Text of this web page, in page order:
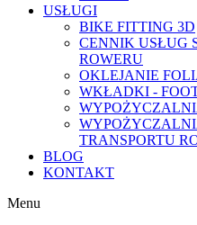
USŁUGI
BIKE FITTING 3D
CENNIK USŁUG
ROWERU
OKLEJANIE
WKŁADKI -
TRANSPORTU
BLOG
KONTAKT
Menu